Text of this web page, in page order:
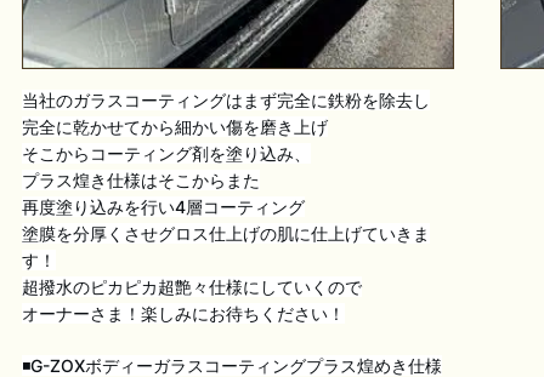
当社のガラスコーティングはまず完全に鉄粉を除去し
完全に乾かせてから細かい傷を磨き上げ
そこからコーティング剤を塗り込み、
プラス煌き仕様はそこからまた
再度塗り込みを行い4層コーティング
塗膜を分厚くさせグロス仕上げの肌に仕上げていきま
す！
超撥水のピカピカ超艶々仕様にしていくので
オーナーさま！楽しみにお待ちください！
◾️G-ZOXボディーガラスコーティングプラス煌めき仕様